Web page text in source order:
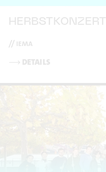
HERBSTKONZERT
// iema
⟶ DETAILS